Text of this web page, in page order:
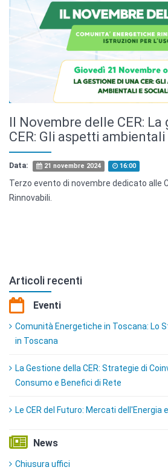
Il Novembre delle CER: La
CER: Gli aspetti ambientali
Data: 21 novembre 2024 16:00
Terzo evento di novembre dedicato alle
Articoli recenti
Eventi
Comunità Energetiche in Toscana: Lo
in Toscana
La Gestione della CER: Strategie di
Consumo e Benefici di Rete
Le CER del Futuro: Mercati
News
Chiusura uffici